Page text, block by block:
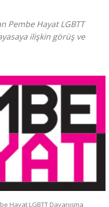
Pembe Hayat LGBTT
ilişkin görüş ve
Hayat LGBTT Dayanışma